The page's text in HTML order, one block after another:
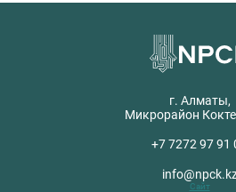
г. Алматы,
Микрорайон
+7 7272 97 91
Сайт